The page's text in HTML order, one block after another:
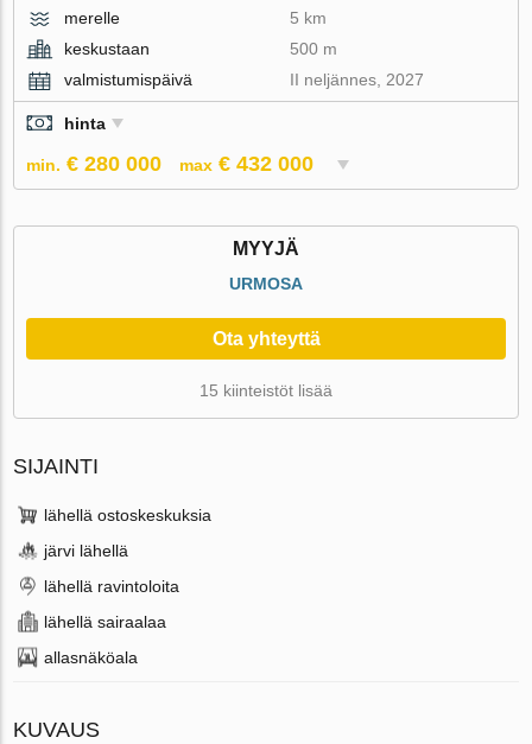
merelle
5 km
keskustaan
500 m
valmistumispäivä
II neljännes, 2027
hinta
min. € 280 000 max € 432 000
MYYJÄ
URMOSA
Ota yhteyttä
15 kiinteistöt lisää
SIJAINTI
lähellä ostoskeskuksia
järvi lähellä
lähellä ravintoloita
lähellä sairaalaa
allasnäköala
KUVAUS